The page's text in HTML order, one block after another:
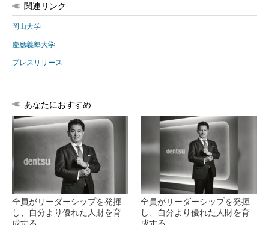
関連リンク
岡山大学
慶應義塾大学
プレスリリース
あなたにおすすめ
全員がリーダーシップを発揮
し、自分より優れた人財を育
成する
全員がリーダーシップを発揮
し、自分より優れた人財を育
成する